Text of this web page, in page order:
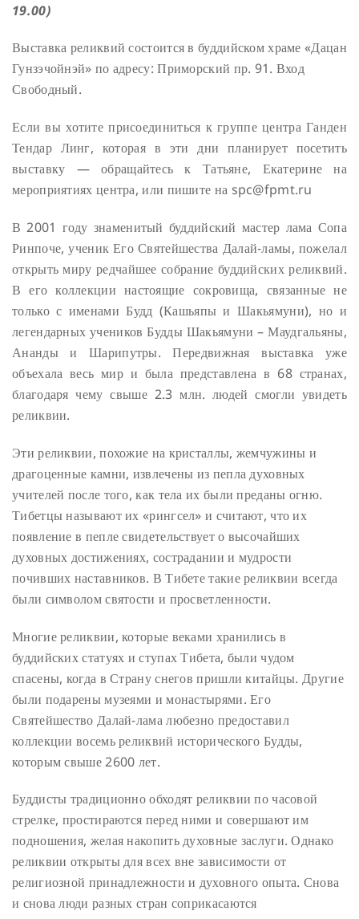
19.00)
Выставка реликвий состоится в буддийском храме «Дацан
Гунзэчойнэй» по адресу: Приморский пр. 91. Вход
Свободный.
Если вы хотите присоединиться к группе центра Ганден
Тендар Линг, которая в эти дни планирует посетить
выставку — обращайтесь к Татьяне, Екатерине на
мероприятиях центра, или пишите на spc@fpmt.ru
В 2001 году знаменитый буддийский мастер лама Сопа
Ринпоче, ученик Его Святейшества Далай-ламы, пожелал
открыть миру редчайшее собрание буддийских реликвий.
В его коллекции настоящие сокровища, связанные не
только с именами Будд (Кашьяпы и Шакьямуни), но и
легендарных учеников Будды Шакьямуни – Маудгальяны,
Ананды и Шарипутры. Передвижная выставка уже
объехала весь мир и была представлена в 68 странах,
благодаря чему свыше 2.3 млн. людей смогли увидеть
реликвии.
Эти реликвии, похожие на кристаллы, жемчужины и
драгоценные камни, извлечены из пепла духовных
учителей после того, как тела их были преданы огню.
Тибетцы называют их «рингсел» и считают, что их
появление в пепле свидетельствует о высочайших
духовных достижениях, сострадании и мудрости
почивших наставников. В Тибете такие реликвии всегда
были символом святости и просветленности.
Многие реликвии, которые веками хранились в
буддийских статуях и ступах Тибета, были чудом
спасены, когда в Страну снегов пришли китайцы. Другие
были подарены музеями и монастырями. Его
Святейшество Далай-лама любезно предоставил
коллекции восемь реликвий исторического Будды,
которым свыше 2600 лет.
Буддисты традиционно обходят реликвии по часовой
стрелке, простираются перед ними и совершают им
подношения, желая накопить духовные заслуги. Однако
реликвии открыты для всех вне зависимости от
религиозной принадлежности и духовного опыта. Снова
и снова люди разных стран соприкасаются